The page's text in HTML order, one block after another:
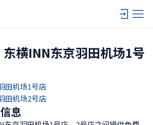
东横INN东京羽田机场1号
田机场1号店
田机场2号店
息